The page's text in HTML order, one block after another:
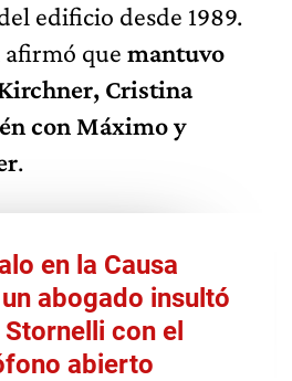
edificio desde 1989.
que mantuvo
Cristina
con Máximo y
.
en la Causa
abogado insultó
con el
abierto